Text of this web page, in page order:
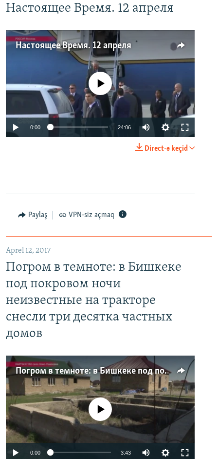
Настоящее Время. 12 апреля
Настоящее Время. 12 апреля
No media source currently available
0:00 24:06
Direct-ə keçid
Paylaş VPN-siz açmaq
Aprel 12, 2017
Погром в темноте: в Бишкеке
под покровом ночи
неизвестные на тракторе
снесли три десятка частных
домов
Погром в темноте: в Бишкеке под покровом ночи неизвестные на тракторе снесли три десятка частных домов
No media source currently available
0:00 3:43